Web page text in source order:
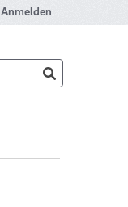
Anmelden